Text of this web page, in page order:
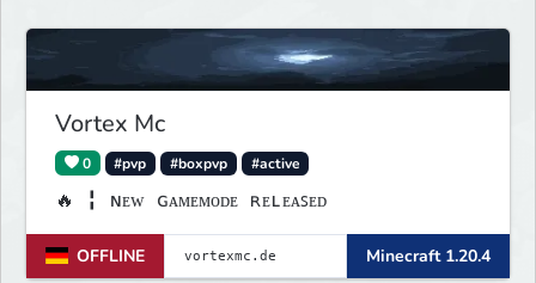
Vortex Mc
0 #pvp #boxpvp #active
🔥 ╏ ɴᴇᴡ ɢᴀᴍᴇᴍᴏᴅᴇ ʀᴇʟᴇᴀꜱᴇᴅ
OFFLINE Minecraft 1.20.4